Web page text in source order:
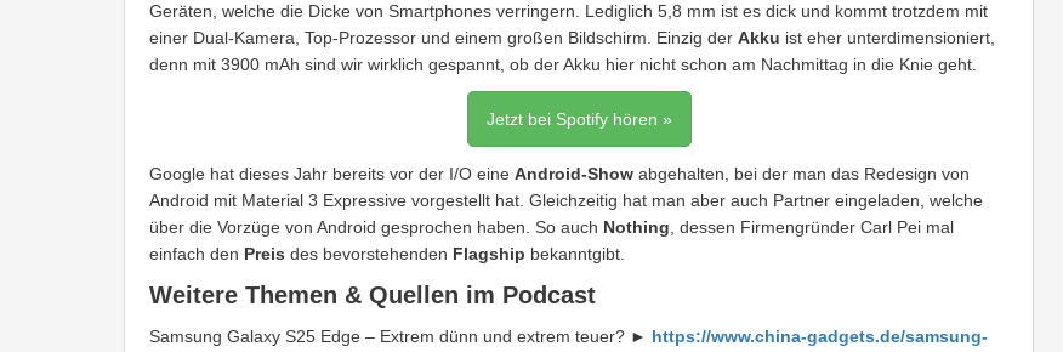
Geräten, welche die Dicke von Smartphones verringern. Lediglich 5,8 mm ist es dick und kommt trotzdem mit
einer Dual-Kamera, Top-Prozessor und einem großen Bildschirm. Einzig der Akku ist eher unterdimensioniert,
denn mit 3900 mAh sind wir wirklich gespannt, ob der Akku hier nicht schon am Nachmittag in die Knie geht.
Jetzt bei Spotify hören »
Google hat dieses Jahr bereits vor der I/O eine Android-Show abgehalten, bei der man das Redesign von
Android mit Material 3 Expressive vorgestellt hat. Gleichzeitig hat man aber auch Partner eingeladen, welche
über die Vorzüge von Android gesprochen haben. So auch Nothing, dessen Firmengründer Carl Pei mal
einfach den Preis des bevorstehenden Flagship bekanntgibt.
Weitere Themen & Quellen im Podcast
Samsung Galaxy S25 Edge – Extrem dünn und extrem teuer? ► https://www.china-gadgets.de/samsung-